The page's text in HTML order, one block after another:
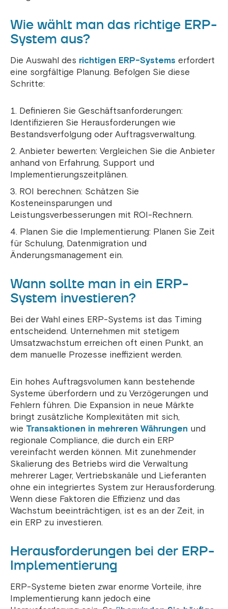
Wie wählt man das richtige ERP-
System aus?
Die Auswahl des richtigen ERP-Systems erfordert
eine sorgfältige Planung. Befolgen Sie diese
Schritte:
Definieren Sie Geschäftsanforderungen:
Identifizieren Sie Herausforderungen wie
Bestandsverfolgung oder Auftragsverwaltung.
Anbieter bewerten: Vergleichen Sie die Anbieter
anhand von Erfahrung, Support und
Implementierungszeitplänen.
ROI berechnen: Schätzen Sie
Kosteneinsparungen und
Leistungsverbesserungen mit ROI-Rechnern.
Planen Sie die Implementierung: Planen Sie Zeit
für Schulung, Datenmigration und
Änderungsmanagement ein.
Wann sollte man in ein ERP-
System investieren?
Bei der Wahl eines ERP-Systems ist das Timing
entscheidend. Unternehmen mit stetigem
Umsatzwachstum erreichen oft einen Punkt, an
dem manuelle Prozesse ineffizient werden.
Ein hohes Auftragsvolumen kann bestehende
Systeme überfordern und zu Verzögerungen und
Fehlern führen. Die Expansion in neue Märkte
bringt zusätzliche Komplexitäten mit sich,
wie Transaktionen in mehreren Währungen und
regionale Compliance, die durch ein ERP
vereinfacht werden können. Mit zunehmender
Skalierung des Betriebs wird die Verwaltung
mehrerer Lager, Vertriebskanäle und Lieferanten
ohne ein integriertes System zur Herausforderung.
Wenn diese Faktoren die Effizienz und das
Wachstum beeinträchtigen, ist es an der Zeit, in
ein ERP zu investieren.
Herausforderungen bei der ERP-
Implementierung
ERP-Systeme bieten zwar enorme Vorteile, ihre
Implementierung kann jedoch eine